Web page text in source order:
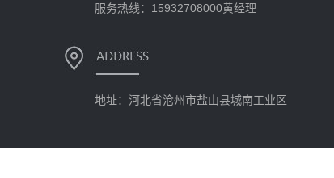
服务热线：15932708000黄经理
地址：河北省沧州市盐山县城南工业区